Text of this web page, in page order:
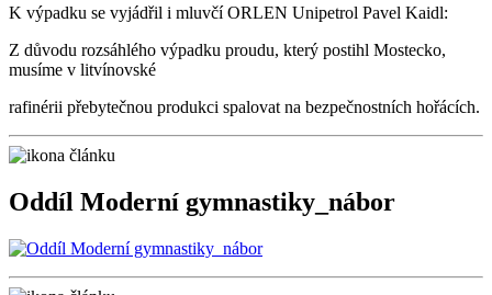
K výpadku se vyjádřil i mluvčí ORLEN Unipetrol Pavel Kaidl:
Z důvodu rozsáhlého výpadku proudu, který postihl Mostecko,
musíme v litvínovské
rafinérii přebytečnou produkci spalovat na bezpečnostních hořácích.
Oddíl Moderní gymnastiky_nábor